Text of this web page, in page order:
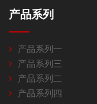
产品系列
产品系列一
产品系列三
产品系列二
产品系列四